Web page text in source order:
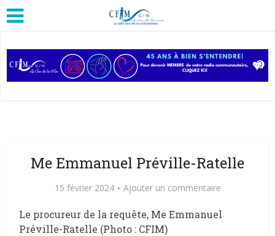
Me Emmanuel Préville-Ratelle
15 février 2024 Ajouter un commentaire
Le procureur de la requête, Me Emmanuel
Préville-Ratelle (Photo : CFIM)